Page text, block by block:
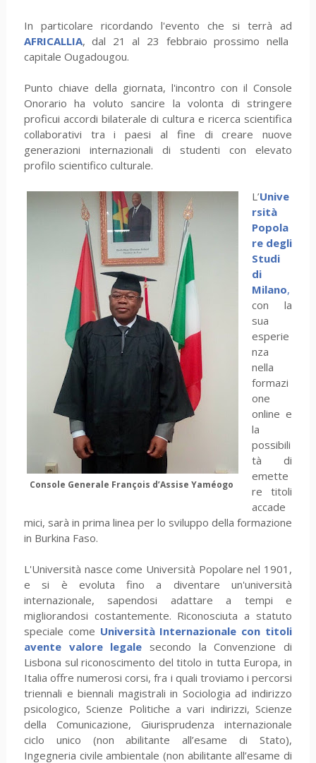
In particolare ricordando l'evento che si terrà ad
AFRICALLIA, dal 21 al 23 febbraio prossimo nella
capitale Ougadougou.
Punto chiave della giornata, l'incontro con il Console
Onorario ha voluto sancire la volonta di stringere
proficui accordi bilaterale di cultura e ricerca scientifica
collaborativi tra i paesi al fine di creare nuove
generazioni internazionali di studenti con elevato
profilo scientifico culturale.
Console Generale François d’Assise Yaméogo
L’Unive
rsità
Popola
re degli
Studi
di
Milano,
con la
sua
esperie
nza
nella
formazi
one
online e
la
possibili
tà di
emette
re titoli
accade
mici, sarà in prima linea per lo sviluppo della formazione
in Burkina Faso.
L'Università nasce come Università Popolare nel 1901,
e si è evoluta fino a diventare un'università
internazionale, sapendosi adattare a tempi e
migliorandosi costantemente. Riconosciuta a statuto
speciale come Università Internazionale con titoli
avente valore legale secondo la Convenzione di
Lisbona sul riconoscimento del titolo in tutta Europa, in
Italia offre numerosi corsi, fra i quali troviamo i percorsi
triennali e biennali magistrali in Sociologia ad indirizzo
psicologico, Scienze Politiche a vari indirizzi, Scienze
della Comunicazione, Giurisprudenza internazionale
ciclo unico (non abilitante all’esame di Stato),
Ingegneria civile ambientale (non abilitante all’esame di